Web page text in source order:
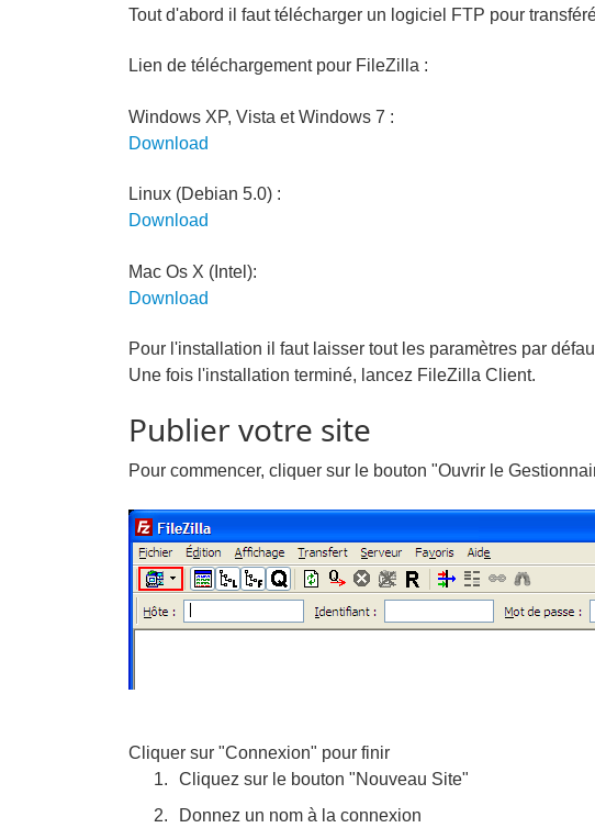
Tout d'abord il faut télécharger un logiciel FTP pour
Lien de téléchargement pour FileZilla :
Windows XP, Vista et Windows 7 :
Download
Linux (Debian 5.0) :
Download
Mac Os X (Intel):
Download
Pour l'installation il faut laisser tout les paramètres par
Une fois l'installation terminé, lancez FileZilla Client.
Publier votre site
Pour commencer, cliquer sur le bouton "Ouvrir le
Cliquer sur "Connexion" pour finir
Cliquez sur le bouton "Nouveau Site"
Donnez un nom à la connexion